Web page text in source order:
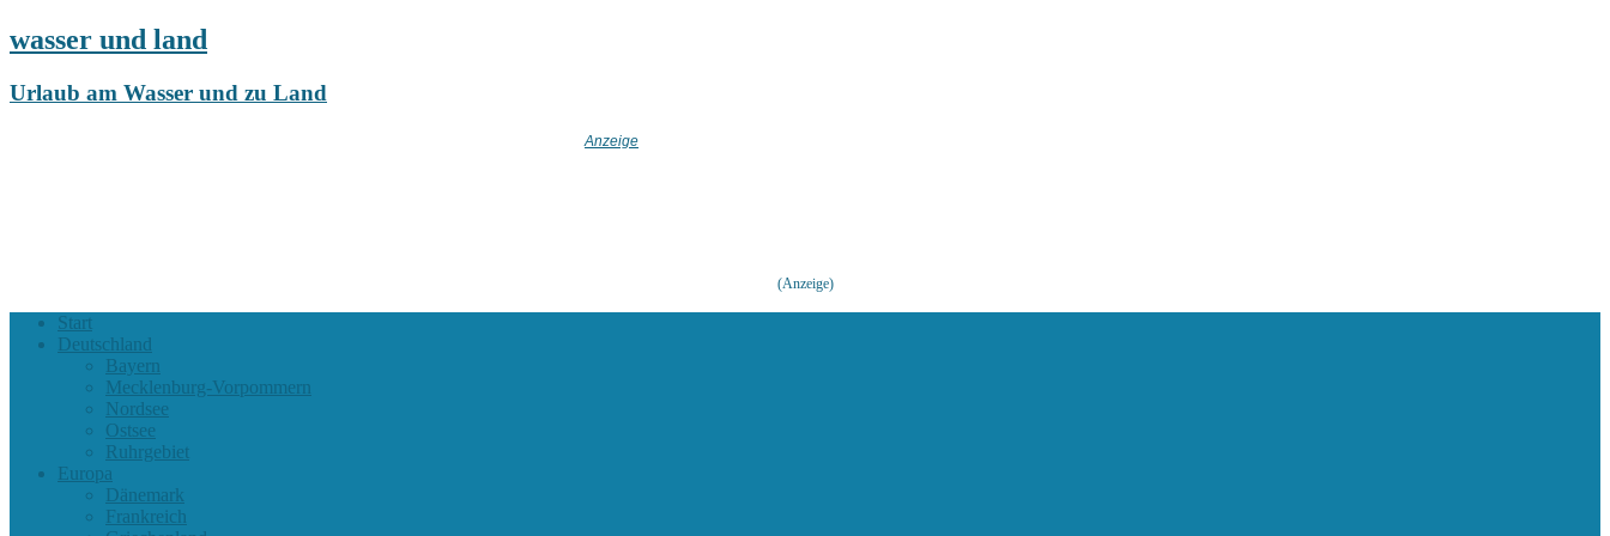
wasser und land
Urlaub am Wasser und zu Land
(Anzeige)
Start
Deutschland
Bayern
Mecklenburg-Vorpommern
Nordsee
Ostsee
Ruhrgebiet
Europa
Dänemark
Frankreich